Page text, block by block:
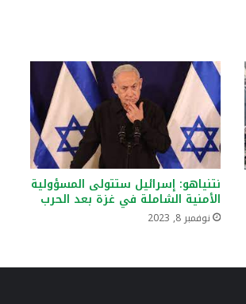
نتنياهو: إسرائيل ستتولى المسؤولية
الأمنية الشاملة في غزة بعد الحرب
نوفمبر 8, 2023